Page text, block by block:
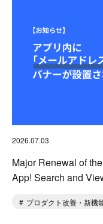
2026.07.03
Major Renewal of
App! Search and
プロダクト改善・新機